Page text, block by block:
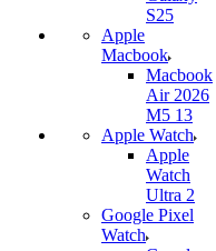
S25
Apple
Macbook
Macbook
Air 2026
M5 13
Apple Watch
Apple
Watch
Ultra 2
Google Pixel
Watch